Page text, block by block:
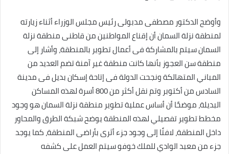
وأوضح الدكتور مصطفى مدبولى رئيس مجلس الوزراء أثناء زيارته
لمنطقة نزلة السمان أن إقناع المواطنين من قاطنى منطقة نزلة
السمان سيتم بالمشاركة فى أعمال تطوير بالمنطقة، وأشار إلى
منطقة سن العجوز بأنها كانت منطقة غير آمنة تضم العديد من
المباني المتهالكة ونجحت الدولة فى إتاحة إسكان بديل فى مدينة
السادس من أكتوبر وتم نقل أكثر من 800 أسرة لهذه المساكن
البديلة، موضحًا أن أساس عملية تطوير منطقة نزلة السمان هو وجود
مخطط تطوير تفصيلي لهذه المنطقة يوضح شبكة الطرق والمحاور
داخل المنطقة، لافتًا إلى وجود جزء أثرى بأراضى المنطقة، كما يوجد
جزء من معبد الوادي للملك خوفو سيتم العمل على كشفه